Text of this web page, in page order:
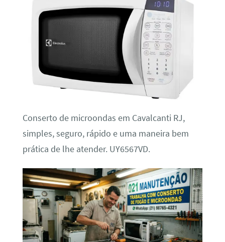
Conserto de microondas em Cavalcanti RJ,
simples, seguro, rápido e uma maneira bem
prática de lhe atender. UY6567VD.